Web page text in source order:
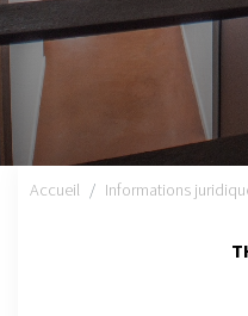
Accueil Informations